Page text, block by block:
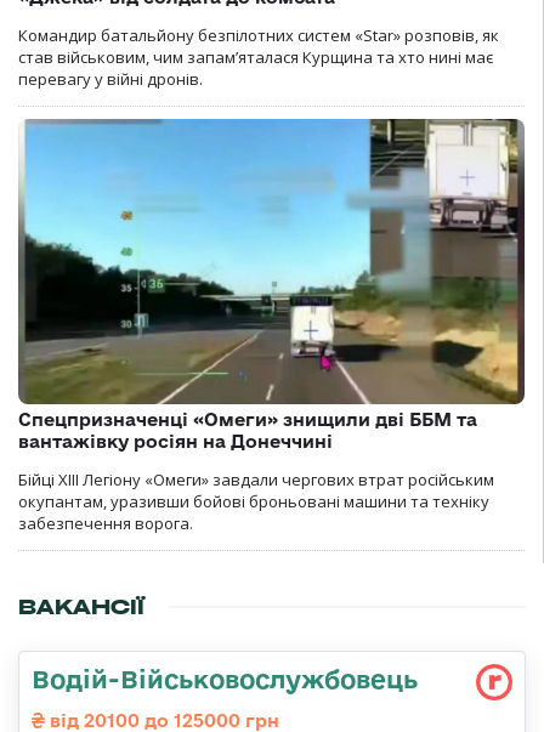
Командир батальйону безпілотних систем «Star» розповів, як
став військовим, чим запам’яталася Курщина та хто нині має
перевагу у війні дронів.
Спецпризначенці «Омеги» знищили дві ББМ та
вантажівку росіян на Донеччині
Бійці ХІІІ Легіону «Омеги» завдали чергових втрат російським
окупантам, уразивши бойові броньовані машини та техніку
забезпечення ворога.
ВАКАНСІЇ
Водій-Військовослужбовець
від 20100 до 125000 грн